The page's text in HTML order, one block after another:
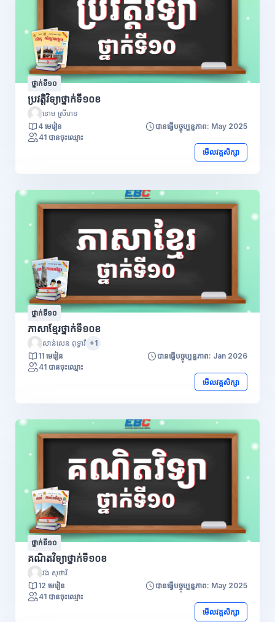
ថ្នាក់ទី១០
ប្រវត្តិវិទ្យាថ្នាក់ទី១០ខ
ទោម ស្រីហន
4 មេរៀន
បានធ្វើបច្ចុប្បន្នភាព: May 2025
41 បានចុះឈ្មោះ
មើលវគ្គសិក្សា
ថ្នាក់ទី១០
ភាសាខ្មែរថ្នាក់ទី១០ខ
សាន់សេន ពុទ្ធាវី +1
11 មេរៀន
បានធ្វើបច្ចុប្បន្នភាព: Jan 2026
41 បានចុះឈ្មោះ
មើលវគ្គសិក្សា
ថ្នាក់ទី១០
គណិតវិទ្យាថ្នាក់ទី១០ខ
វង់ សុថាវី
12 មេរៀន
បានធ្វើបច្ចុប្បន្នភាព: May 2025
41 បានចុះឈ្មោះ
មើលវគ្គសិក្សា